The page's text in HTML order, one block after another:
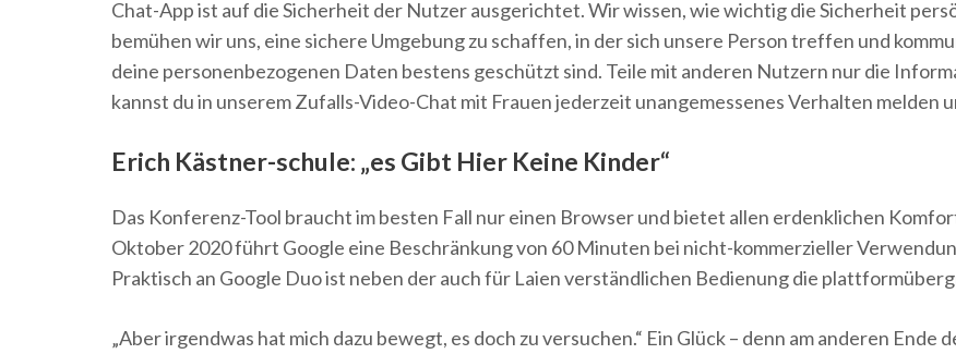
Chat-App ist auf die Sicherheit der Nutzer ausgerichtet. Wir wissen, wie wichtig die Sicherheit
bemühen wir uns, eine sichere Umgebung zu schaffen, in der sich unsere Person treffen und
deine personenbezogenen Daten bestens geschützt sind. Teile mit anderen Nutzern nur die
kannst du in unserem Zufalls-Video-Chat mit Frauen jederzeit unangemessenes Verhalten melden
Erich Kästner-schule: „es Gibt Hier Keine Kinder“
Das Konferenz-Tool braucht im besten Fall nur einen Browser und bietet allen erdenklichen
Oktober 2020 führt Google eine Beschränkung von 60 Minuten bei nicht-kommerzieller
Praktisch an Google Duo ist neben der auch für Laien verständlichen Bedienung die
„Aber irgendwas hat mich dazu bewegt, es doch zu versuchen.“ Ein Glück – denn am anderen